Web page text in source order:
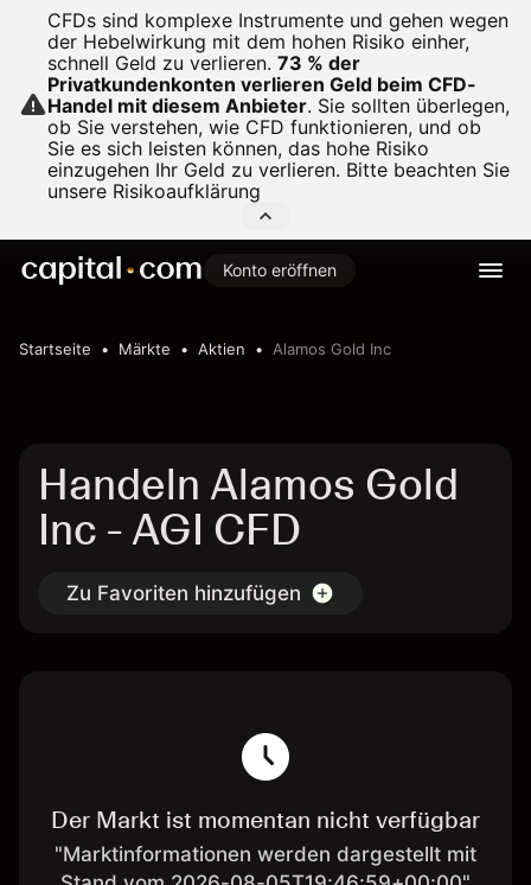
CFDs sind komplexe Instrumente und gehen wegen
der Hebelwirkung mit dem hohen Risiko einher,
schnell Geld zu verlieren. 73 % der
Privatkundenkonten verlieren Geld beim CFD-
Handel mit diesem Anbieter. Sie sollten überlegen,
ob Sie verstehen, wie CFD funktionieren, und ob
Sie es sich leisten können, das hohe Risiko
einzugehen Ihr Geld zu verlieren. Bitte beachten Sie
unsere Risikoaufklärung
Konto eröffnen
Startseite Märkte Aktien Alamos Gold Inc
Handeln Alamos Gold
Inc - AGI CFD
Zu Favoriten hinzufügen
Der Markt ist momentan nicht verfügbar
"Marktinformationen werden dargestellt mit